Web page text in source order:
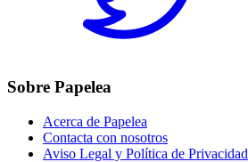
Sobre Papelea
Acerca de Papelea
Contacta con nosotros
Aviso Legal y Política de Privacidad